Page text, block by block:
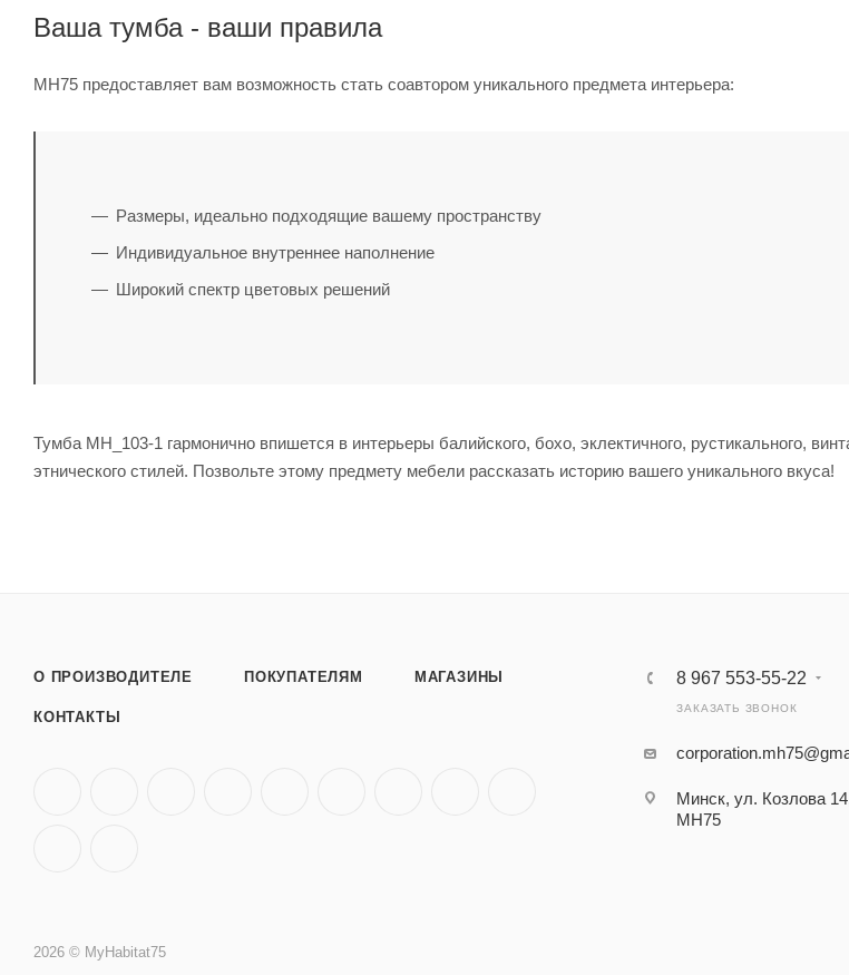
Ваша тумба - ваши правила
MH75 предоставляет вам возможность стать соавтором уникального предмета интерьера:
Размеры, идеально подходящие вашему пространству
Индивидуальное внутреннее наполнение
Широкий спектр цветовых решений
Тумба MH_103-1 гармонично впишется в интерьеры балийского, бохо, эклектичного, рустикального,
этнического стилей. Позвольте этому предмету мебели рассказать историю вашего уникального вкуса!
О ПРОИЗВОДИТЕЛЕ ПОКУПАТЕЛЯМ МАГАЗИНЫ
КОНТАКТЫ
8 967 553-55-22
ЗАКАЗАТЬ ЗВОНОК
Минск, ул. Козлова
MH75
2026 © MyHabitat75